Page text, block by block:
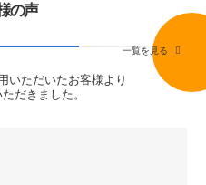
の声
いただいたお客様より
だきました。
一覧を見る